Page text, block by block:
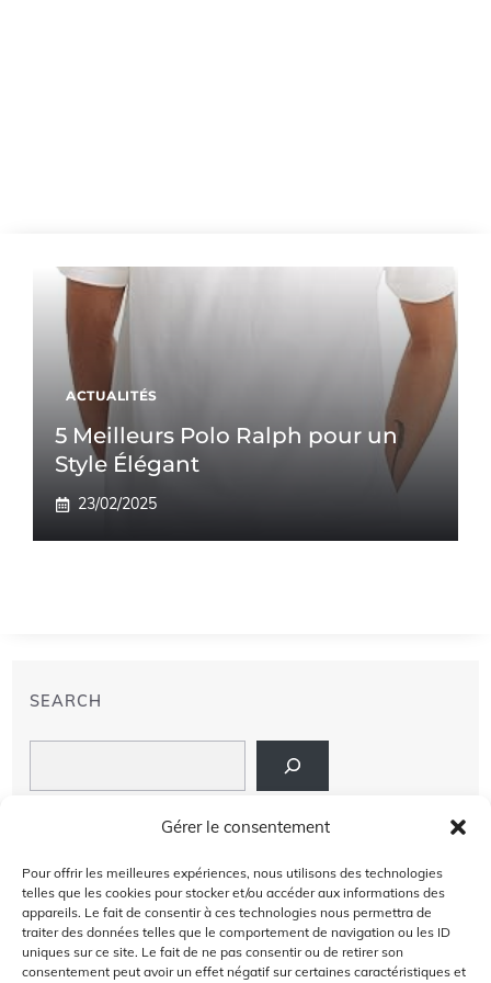
Gérer le consentement
Pour offrir les meilleures expériences, nous utilisons des technologies
telles que les cookies pour stocker et/ou accéder aux informations des
appareils. Le fait de consentir à ces technologies nous permettra de
traiter des données telles que le comportement de navigation ou les ID
uniques sur ce site. Le fait de ne pas consentir ou de retirer son
consentement peut avoir un effet négatif sur certaines caractéristiques et
ACTUALITÉS
5 Meilleurs Polo Ralph pour un
Style Élégant
23/02/2025
SEARCH
À PROPOS DE NOUS
AVIS DE NON-RESPONSABILITÉ